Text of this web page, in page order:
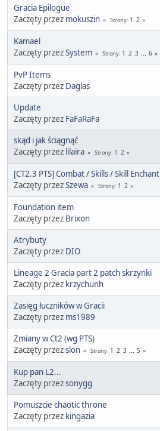
Gracia Epilogue
Zaczęty przez mokuszin Strony 1 2
Kamael
Zaczęty przezSystem Strony 1 2 3 ... 6
PvP Items
Zaczęty przez Daglas
Update
Zaczęty przez FaFaRaFa
skąd i jak ściągnąć
Zaczęty przez lilaira Strony 1 2
[CT2.3 PTS] Combat / Skills / Skill Enchant
Zaczęty przezSzewa Strony 1 2
Foundation item
Zaczęty przez Brixon
Atrybuty
Zaczęty przez DIO
Lineage 2 Gracia part 2 patch skrzynki
Zaczęty przez krzychunh
Zasięg łuczników w Gracii
Zaczęty przez ms1989
Zmiany w Ct2 (wg PTS)
Zaczęty przezslon Strony 1 2 3 ... 5
Kup pan L2...
Zaczęty przezsonygg
Pomuszcie chaotic throne
Zaczęty przez kingazia